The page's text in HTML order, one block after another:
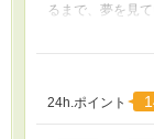
るまで、夢を見
の恋人になって
に。 そしてとう
静かに身を引く
ただきます。 す
ました。
24h.ポイント